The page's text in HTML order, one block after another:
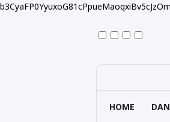
HOME